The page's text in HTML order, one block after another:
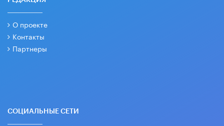
О проекте
Контакты
Партнеры
СОЦИАЛЬНЫЕ СЕТИ